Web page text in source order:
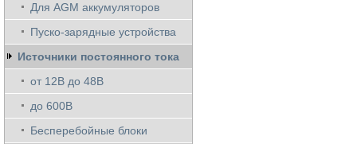
Для AGM аккумуляторов
Пуско-зарядные устройства
Источники постоянного тока
от 12В до 48В
до 600В
Бесперебойные блоки